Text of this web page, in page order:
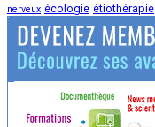
nerveux écologie étiothérapie